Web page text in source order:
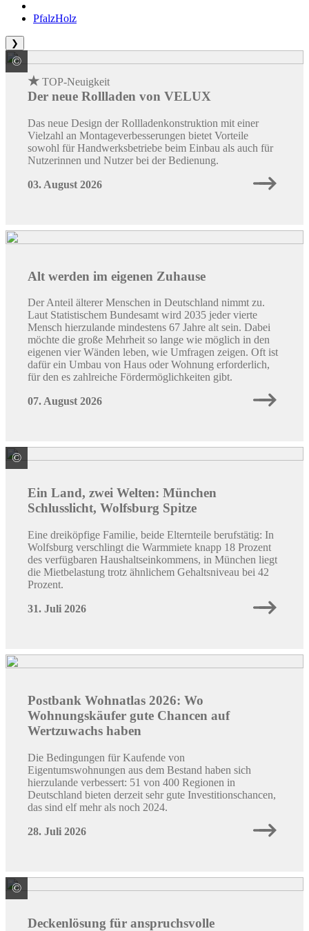
PfalzHolz
❯
© VELUX Deutschland GmbH
★ TOP-Neuigkeit
Der neue Rollladen von VELUX
Das neue Design der Rollladenkonstruktion mit einer
Vielzahl an Montageverbesserungen bietet Vorteile
sowohl für Handwerksbetriebe beim Einbau als auch für
Nutzerinnen und Nutzer bei der Bedienung.
03. August 2026
Alt werden im eigenen Zuhause
Der Anteil älterer Menschen in Deutschland nimmt zu.
Laut Statistischem Bundesamt wird 2035 jeder vierte
Mensch hierzulande mindestens 67 Jahre alt sein. Dabei
möchte die große Mehrheit so lange wie möglich in den
eigenen vier Wänden leben, wie Umfragen zeigen. Oft ist
dafür ein Umbau von Haus oder Wohnung erforderlich,
für den es zahlreiche Fördermöglichkeiten gibt.
07. August 2026
© Quelle: Immowelt
Ein Land, zwei Welten: München
Schlusslicht, Wolfsburg Spitze
Eine dreiköpfige Familie, beide Elternteile berufstätig: In
Wolfsburg verschlingt die Warmmiete knapp 18 Prozent
des verfügbaren Haushaltseinkommens, in München liegt
die Mietbelastung trotz ähnlichem Gehaltsniveau bei 42
Prozent.
31. Juli 2026
Postbank Wohnatlas 2026: Wo
Wohnungskäufer gute Chancen auf
Wertzuwachs haben
Die Bedingungen für Kaufende von
Eigentumswohnungen aus dem Bestand haben sich
hierzulande verbessert: 51 von 400 Regionen in
Deutschland bieten derzeit sehr gute Investitionschancen,
das sind elf mehr als noch 2024.
28. Juli 2026
© Knauf Ceiling Solutions GmbH & Co. KG
Deckenlösung für anspruchsvolle